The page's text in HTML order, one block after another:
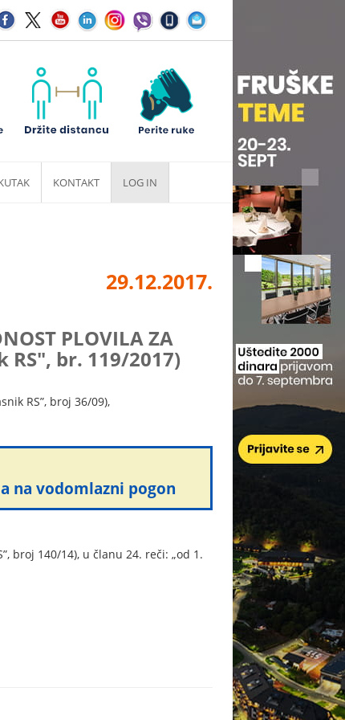
KONTAKT LOG IN
29.12.2017.
PLOVILA ZA
RS", br. 119/2017)
RS”, broj 36/09),
na vodomlazni pogon
broj 140/14), u članu 24. reči: „od 1.